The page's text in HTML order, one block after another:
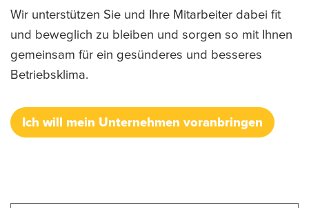
Wir unterstützen Sie und Ihre Mitarbeiter dabei fit
und beweglich zu bleiben und sorgen so mit Ihnen
gemeinsam für ein gesünderes und besseres
Betriebsklima.
Ich will mein Unternehmen voranbringen